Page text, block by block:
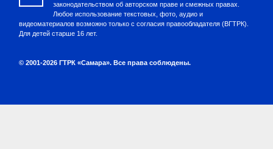
законодательством об авторском праве и смежных правах.
Любое использование текстовых, фото, аудио и
видеоматериалов возможно только с согласия правообладателя (ВГТРК).
Для детей старше 16 лет.
© 2001-2026 ГТРК «Самара». Все права соблюдены.